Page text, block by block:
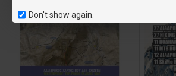
Don't show again.